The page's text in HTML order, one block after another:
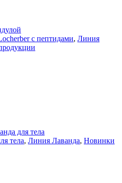
с пептидами, Линия
для тела
тела, Линия Лаванда, Новинки